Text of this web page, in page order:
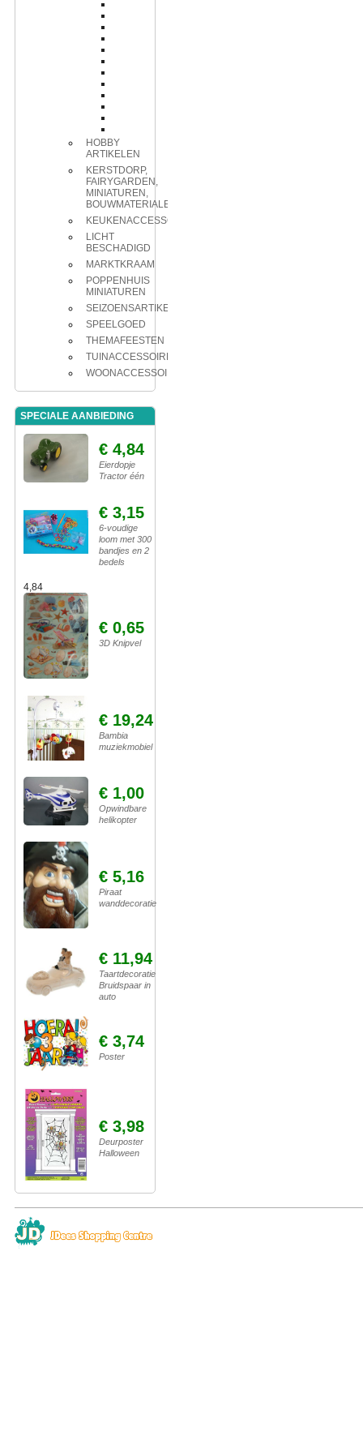
HOBBY
ARTIKELEN
KERSTDORP,
FAIRYGARDEN,
MINIATUREN,
BOUWMATERIALEN
KEUKENACCESSOIRES
LICHT
BESCHADIGD
MARKTKRAAM
POPPENHUIS
MINIATUREN
SEIZOENSARTIKELEN
SPEELGOED
THEMAFEESTEN
TUINACCESSOIRES
WOONACCESSOIRES
SPECIALE AANBIEDING
€ 4,84
Eierdopje
Tractor één
€ 3,15
6-voudige
loom met 300
bandjes en 2
bedels
4,84
€ 0,65
3D Knipvel
€ 19,24
Bambia
muziekmobiel
€ 1,00
Opwindbare
helikopter
€ 5,16
Piraat
wanddecoratie
€ 11,94
Taartdecoratie
Bruidspaar in
auto
€ 3,74
Poster
€ 3,98
Deurposter
Halloween